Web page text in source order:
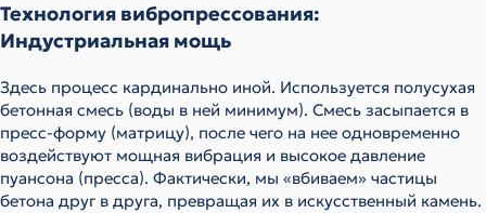
Технология вибропрессования:
Индустриальная мощь
Здесь процесс кардинально иной. Используется полусухая
бетонная смесь (воды в ней минимум). Смесь засыпается в
пресс-форму (матрицу), после чего на нее одновременно
воздействуют мощная вибрация и высокое давление
пуансона (пресса). Фактически, мы «вбиваем» частицы
бетона друг в друга, превращая их в искусственный камень.